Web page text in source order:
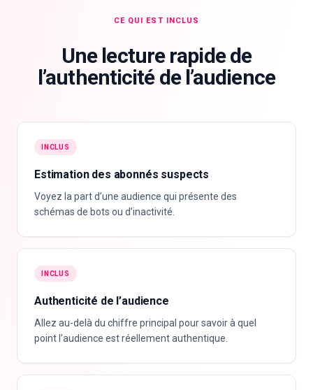
CE QUI EST INCLUS
Une lecture rapide de
l’authenticité de l’audience
INCLUS
Estimation des abonnés suspects
Voyez la part d’une audience qui présente des
schémas de bots ou d’inactivité.
INCLUS
Authenticité de l’audience
Allez au-delà du chiffre principal pour savoir à quel
point l’audience est réellement authentique.